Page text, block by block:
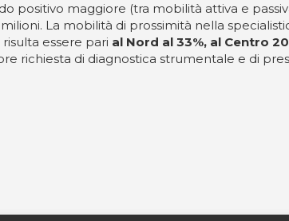
positivo maggiore (tra mobilità attiva e
La mobilità di prossimità nella
essere pari al Nord al 33%, al Centro
richiesta di diagnostica strumentale e di